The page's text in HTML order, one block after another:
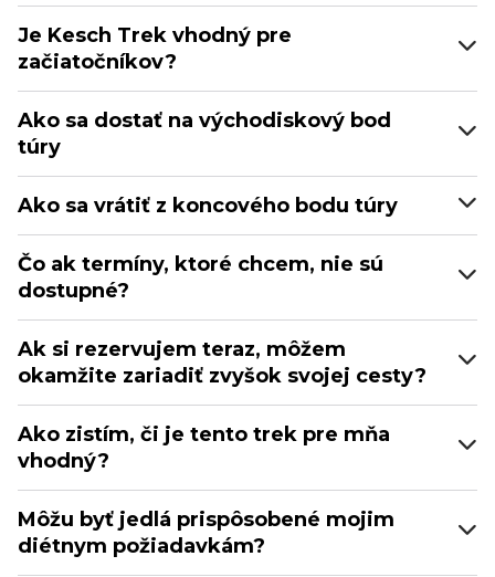
Je Kesch Trek vhodný pre
začiatočníkov?
Ako sa dostať na východiskový bod
túry
Ako sa vrátiť z koncového bodu túry
Čo ak termíny, ktoré chcem, nie sú
dostupné?
Ak si rezervujem teraz, môžem
okamžite zariadiť zvyšok svojej cesty?
Ako zistím, či je tento trek pre mňa
vhodný?
Môžu byť jedlá prispôsobené mojim
diétnym požiadavkám?